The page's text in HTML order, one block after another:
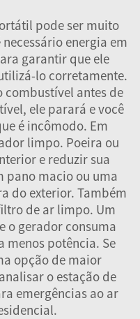
pode ser muito
energia em
garantir que ele
lo corretamente.
antes de
ele parará e você
é incômodo. Em
limpo. Poeira ou
e reduzir sua
pano macio ou uma
do exterior. Também
de ar limpo. Um
o gerador consuma
menos potência. Se
opção de maior
o estação de
emergências ao ar